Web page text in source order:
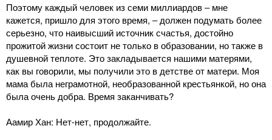
Поэтому каждый человек из семи миллиардов ‒ мне
кажется, пришло для этого время, ‒ должен подумать более
серьезно, что наивысший источник счастья, достойно
прожитой жизни состоит не только в образовании, но также в
душевной теплоте. Это закладывается нашими матерями,
как вы говорили, мы получили это в детстве от матери. Моя
мама была неграмотной, необразованной крестьянкой, но она
была очень добра. Время заканчивать?
Аамир Хан: Нет-нет, продолжайте.